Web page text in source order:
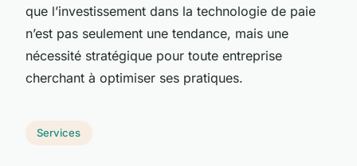
que l’investissement dans la technologie de paie
n’est pas seulement une tendance, mais une
nécessité stratégique pour toute entreprise
cherchant à optimiser ses pratiques.
Services